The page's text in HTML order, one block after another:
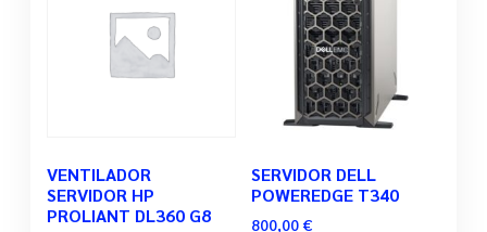
VENTILADOR
SERVIDOR HP
PROLIANT DL360 G8
SERVIDOR DELL
POWEREDGE T340
800,00 €